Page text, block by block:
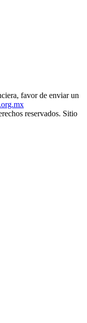
favor de enviar un
reservados. Sitio